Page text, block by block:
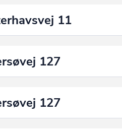
11
127
127